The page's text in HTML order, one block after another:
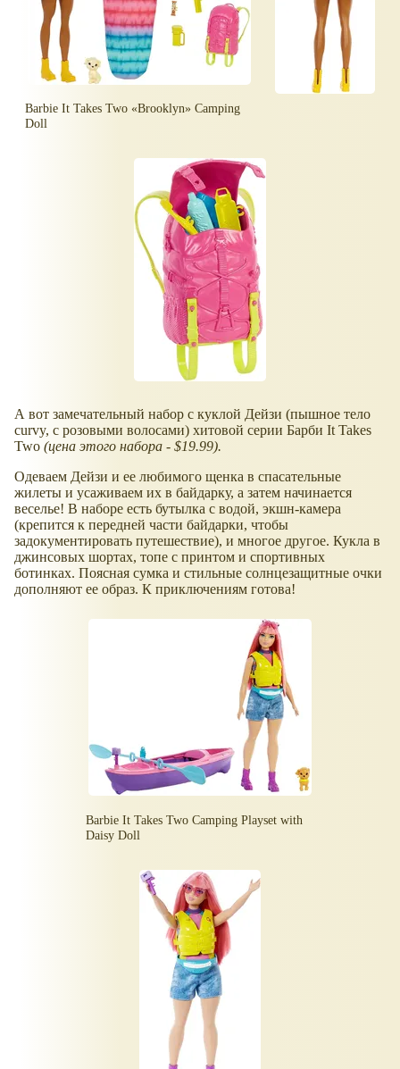
Barbie It Takes Two Brooklyn
Camping
Doll
А вот замечательный набор с куклой Дейзи (пышное тело
curvy, с розовыми волосами) хитовой серии Барби It Takes
Two (цена этого набора - $19.99).
Одеваем Дейзи и ее любимого щенка в спасательные
жилеты и усаживаем их в байдарку, а затем начинается
веселье! В наборе есть бутылка с водой, экшн-камера
(крепится к передней части байдарки, чтобы
задокументировать путешествие), и многое другое. Кукла в
джинсовых шортах, топе с принтом и спортивных
ботинках. Поясная сумка и стильные солнцезащитные очки
дополняют ее образ. К приключениям готова!
Barbie It Takes Two Camping Playset with
Daisy Doll